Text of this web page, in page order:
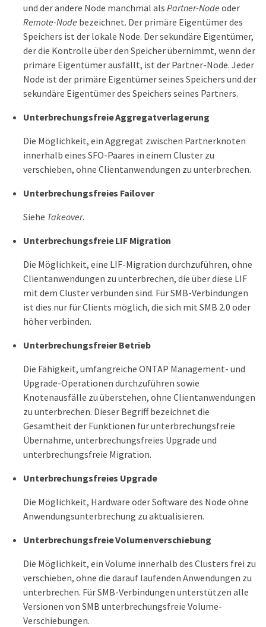
und der andere Node manchmal als Partner-Node oder
Remote-Node bezeichnet. Der primäre Eigentümer des
Speichers ist der lokale Node. Der sekundäre Eigentümer,
der die Kontrolle über den Speicher übernimmt, wenn der
primäre Eigentümer ausfällt, ist der Partner-Node. Jeder
Node ist der primäre Eigentümer seines Speichers und der
sekundäre Eigentümer des Speichers seines Partners.
Unterbrechungsfreie Aggregatverlagerung
Die Möglichkeit, ein Aggregat zwischen Partnerknoten
innerhalb eines SFO-Paares in einem Cluster zu
verschieben, ohne Clientanwendungen zu unterbrechen.
Unterbrechungsfreies Failover
Siehe Takeover.
Unterbrechungsfreie LIF Migration
Die Möglichkeit, eine LIF-Migration durchzuführen, ohne
Clientanwendungen zu unterbrechen, die über diese LIF
mit dem Cluster verbunden sind. Für SMB-Verbindungen
ist dies nur für Clients möglich, die sich mit SMB 2.0 oder
höher verbinden.
Unterbrechungsfreier Betrieb
Die Fähigkeit, umfangreiche ONTAP Management- und
Upgrade-Operationen durchzuführen sowie
Knotenausfälle zu überstehen, ohne Clientanwendungen
zu unterbrechen. Dieser Begriff bezeichnet die
Gesamtheit der Funktionen für unterbrechungsfreie
Übernahme, unterbrechungsfreies Upgrade und
unterbrechungsfreie Migration.
Unterbrechungsfreies Upgrade
Die Möglichkeit, Hardware oder Software des Node ohne
Anwendungsunterbrechung zu aktualisieren.
Unterbrechungsfreie Volumenverschiebung
Die Möglichkeit, ein Volume innerhalb des Clusters frei zu
verschieben, ohne die darauf laufenden Anwendungen zu
unterbrechen. Für SMB-Verbindungen unterstützen alle
Versionen von SMB unterbrechungsfreie Volume-
Verschiebungen.